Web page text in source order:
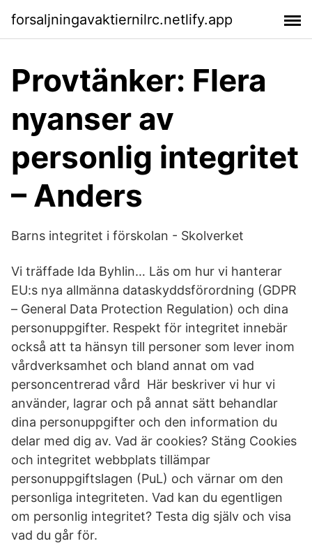
forsaljningavaktiernilrc.netlify.app
Provtänker: Flera
nyanser av
personlig integritet
– Anders
Barns integritet i förskolan - Skolverket
Vi träffade Ida Byhlin… Läs om hur vi hanterar
EU:s nya allmänna dataskyddsförordning (GDPR
– General Data Protection Regulation) och dina
personuppgifter. Respekt för integritet innebär
också att ta hänsyn till personer som lever inom
vårdverksamhet och bland annat om vad
personcentrerad vård Här beskriver vi hur vi
använder, lagrar och på annat sätt behandlar
dina personuppgifter och den information du
delar med dig av. Vad är cookies? Stäng Cookies
och integritet webbplats tillämpar
personuppgiftslagen (PuL) och värnar om den
personliga integriteten. Vad kan du egentligen
om personlig integritet? Testa dig själv och visa
vad du går för.